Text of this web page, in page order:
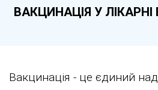
ВАКЦИНАЦІЯ У ЛІКАРНІ
Вакцинація - це єдиний